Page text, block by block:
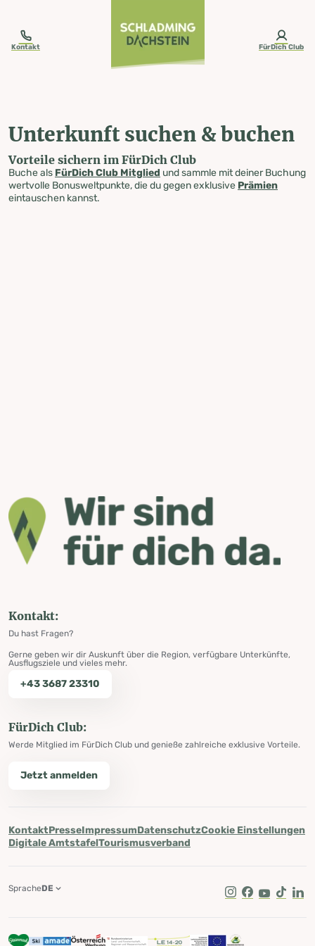
Kontakt FürDich Club
Unterkunft suchen & buchen
Vorteile sichern im FürDich Club
Buche als FürDich Club Mitglied und sammle mit deiner Buchung
wertvolle Bonusweltpunkte, die du gegen exklusive Prämien
eintauschen kannst.
Kontakt:
Du hast Fragen?
Gerne geben wir dir Auskunft über die Region, verfügbare Unterkünfte,
Ausflugsziele und vieles mehr.
+43 3687 23310
FürDich Club:
Werde Mitglied im FürDich Club und genieße zahlreiche exklusive Vorteile.
Jetzt anmelden
KontaktPresseImpressumDatenschutzCookie Einstellungen
Digitale AmtstafelTourismusverband
Instagram
Facebook
Youtube
Tik Tok
SpracheDE